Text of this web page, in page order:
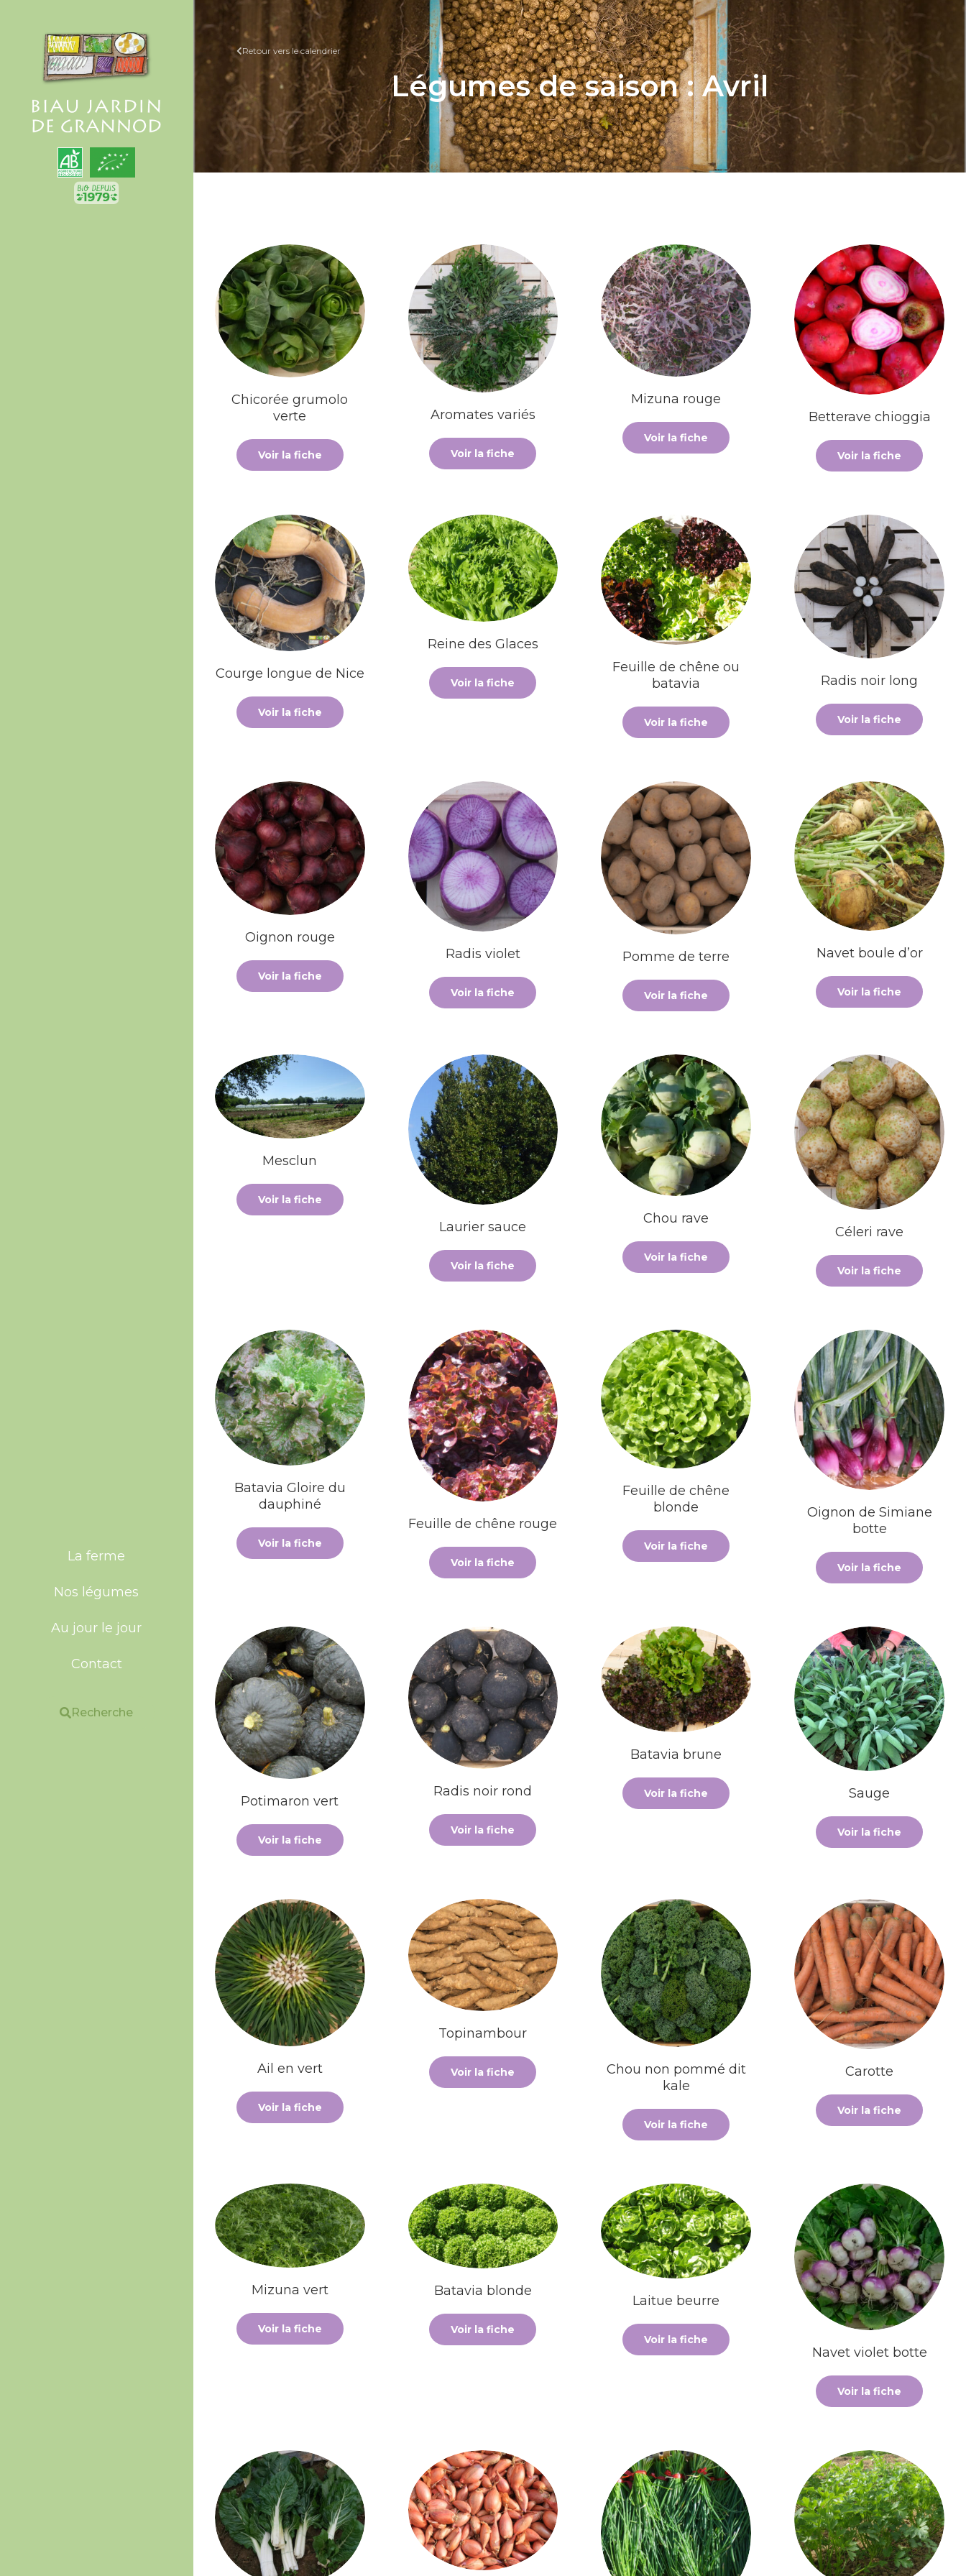
La ferme
Nos légumes
Au jour le jour
Contact
Recherche
Retour vers le calendrier
Légumes de saison : Avril
Chicorée grumolo
verte
Voir la fiche
Aromates variés
Voir la fiche
Mizuna rouge
Voir la fiche
Betterave chioggia
Voir la fiche
Courge longue de Nice
Voir la fiche
Reine des Glaces
Voir la fiche
Feuille de chêne ou
batavia
Voir la fiche
Radis noir long
Voir la fiche
Oignon rouge
Voir la fiche
Radis violet
Voir la fiche
Pomme de terre
Voir la fiche
Navet boule d’or
Voir la fiche
Mesclun
Voir la fiche
Laurier sauce
Voir la fiche
Chou rave
Voir la fiche
Céleri rave
Voir la fiche
Batavia Gloire du
dauphiné
Voir la fiche
Feuille de chêne rouge
Voir la fiche
Feuille de chêne
blonde
Voir la fiche
Oignon de Simiane
botte
Voir la fiche
Potimaron vert
Voir la fiche
Radis noir rond
Voir la fiche
Batavia brune
Voir la fiche Sauge
Voir la fiche
Ail en vert
Voir la fiche
Topinambour
Voir la fiche
Chou non pommé dit
kale
Voir la fiche
Carotte
Voir la fiche
Mizuna vert
Voir la fiche
Batavia blonde
Voir la fiche
Laitue beurre
Voir la fiche
Navet violet botte
Voir la fiche